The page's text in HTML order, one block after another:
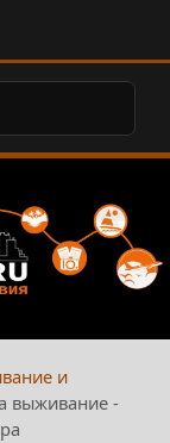
и
выживание -